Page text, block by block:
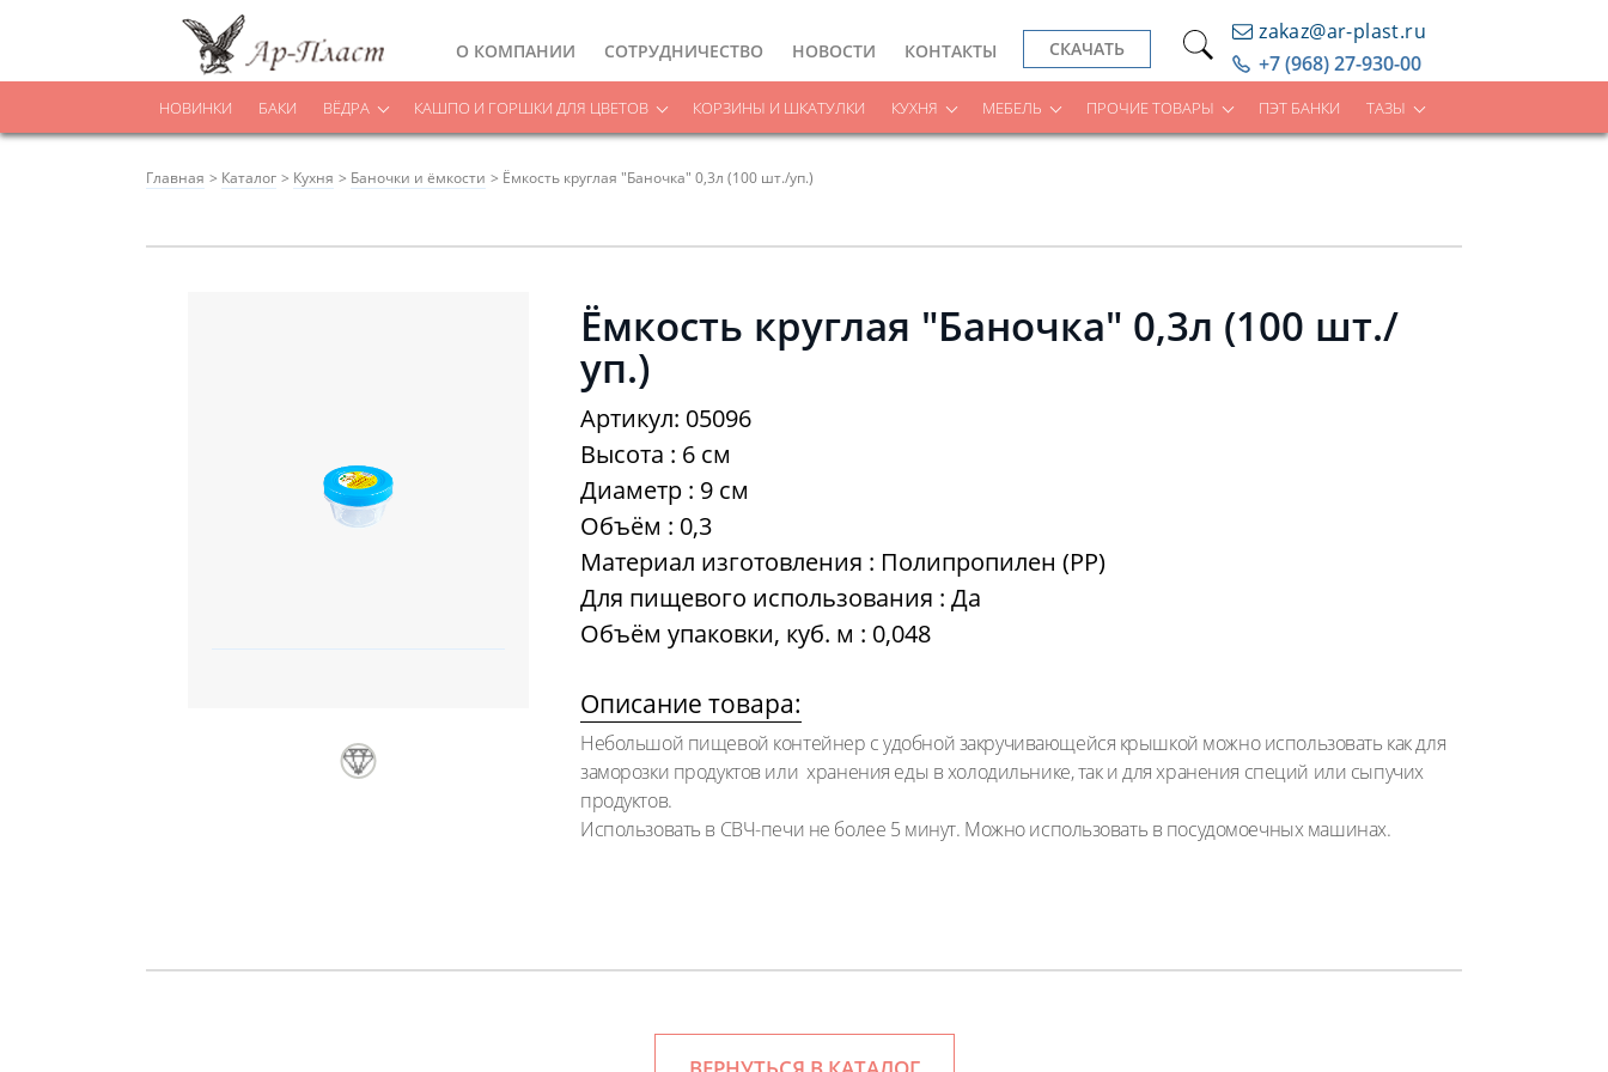
О КОМПАНИИ СОТРУДНИЧЕСТВО НОВОСТИ КОНТАКТЫ СКАЧАТЬ
zakaz@ar-plast.ru
+7 (968) 27-930-00
НОВИНКИ БАКИ ВЁДРА КАШПО И ГОРШКИ ДЛЯ ЦВЕТОВ КОРЗИНЫ И ШКАТУЛКИ КУХНЯ МЕБЕЛЬ ПРОЧИЕ ТОВАРЫ ПЭТ БАНКИ ТАЗЫ
Главная Каталог Кухня Баночки и ёмкости Ёмкость круглая "Баночка" 0,3л (100 шт./уп.)
Ёмкость круглая "Баночка" 0,3л (100 шт./
уп.)
Артикул: 05096
Высота : 6 см
Диаметр : 9 см
Объём : 0,3
Материал изготовления : Полипропилен (PP)
Для пищевого использования : Да
Объём упаковки, куб. м : 0,048
Описание товара:
Небольшой пищевой контейнер с удобной закручивающейся крышкой можно использовать как для
заморозки продуктов или хранения еды в холодильнике, так и для хранения специй или сыпучих
продуктов.
Использовать в СВЧ-печи не более 5 минут. Можно использовать в посудомоечных машинах.